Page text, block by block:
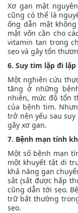
Xơ gan mật
cũng có thể là
ống dẫn mật
mật vốn cần cho
vitamin tan trong
sẹo và gây tổn
6. Suy tim lặp đi lặp
Một nghiên cứu
tăng ở những
nhiên, mức độ tổn
của bệnh tim.
trở nên yếu sau
gây xơ gan.
7. Bệnh mạn tính
Một số bệnh mạn
một khuyết tật di
khả năng gan
sắt (sắt được hấp
cũng dẫn tới sẹo.
trữ bất thường
sẹo.